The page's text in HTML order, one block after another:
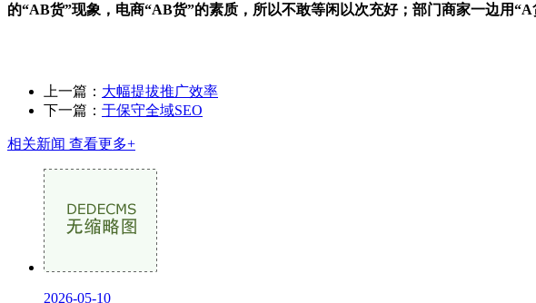
的“AB货”现象，电商“AB货”的素质，所以不敢等闲以次充好；部门商家一边用
上一篇： 大幅提拔推广效率
下一篇： 于保守全域SEO
相关新闻 查看更多+
2026-05-10